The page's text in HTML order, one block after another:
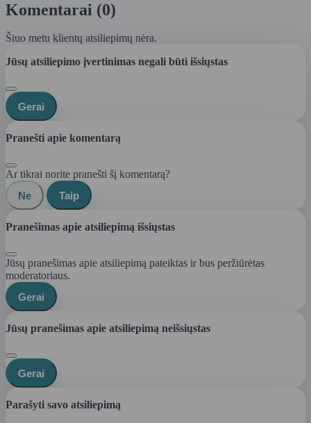
Komentarai (0)
Šiuo metu klientų atsiliepimų nėra.
Jūsų atsiliepimo įvertinimas negali būti išsiųstas
Gerai
Pranešti apie komentarą
Ar tikrai norite pranešti šį komentarą?
Ne
Taip
Pranešimas apie atsiliepimą išsiųstas
Jūsų pranešimas apie atsiliepimą pateiktas ir bus peržiūrėtas
moderatoriaus.
Gerai
Jūsų pranešimas apie atsiliepimą neišsiųstas
Gerai
Parašyti savo atsiliepimą